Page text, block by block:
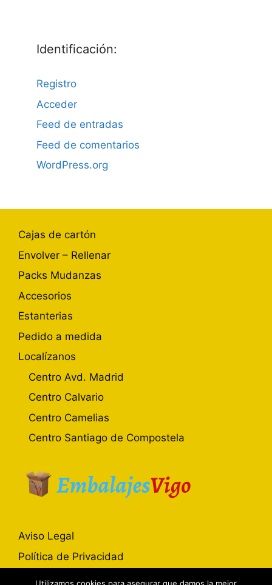
Identificación:
Registro
Acceder
Feed de entradas
Feed de comentarios
WordPress.org
Cajas de cartón
Envolver – Rellenar
Packs Mudanzas
Accesorios
Estanterias
Pedido a medida
Localízanos
Centro Avd. Madrid
Centro Calvario
Centro Camelias
Centro Santiago de Compostela
Aviso Legal
Política de Privacidad